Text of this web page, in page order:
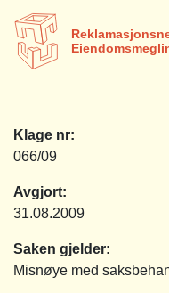
Klage nr:
066/09
Avgjort:
31.08.2009
Saken gjelder:
Misnøye med